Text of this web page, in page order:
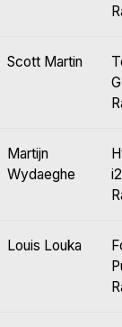
Scott Martin
Martijn
Wydaeghe
Louis Louka